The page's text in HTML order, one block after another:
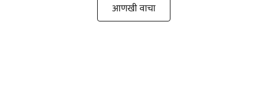
आणखी वाचा